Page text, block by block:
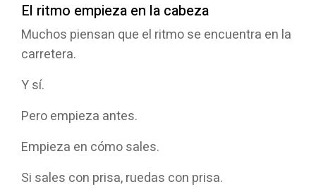
El ritmo empieza en la cabeza
Muchos piensan que el ritmo se encuentra en la
carretera.
Y sí.
Pero empieza antes.
Empieza en cómo sales.
Si sales con prisa, ruedas con prisa.